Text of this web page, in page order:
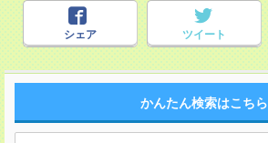
シェア ツイート
かんたん検索はこちら